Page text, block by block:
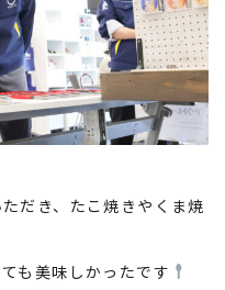
だき、たこ焼きやくま焼
も美味しかったです